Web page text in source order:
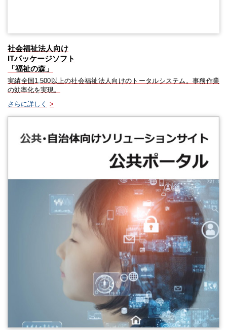
社会福祉法人向け
ITパッケージソフト
「福祉の森」
実績全国1,500以上の社会福祉法人向けのトータルシステム。事務作業
の効率化を実現。
さらに詳しく >